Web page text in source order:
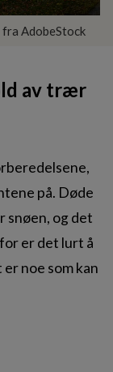
AdobeStock
av trær
på. Døde
snøen, og det
er det lurt å
noe som kan